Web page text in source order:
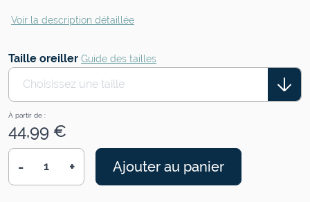
Voir la description détaillée
Taille oreiller Guide des tailles
Choisissez une taille
À partir de :
44,99 €
Quantité
- + Ajouter au panier